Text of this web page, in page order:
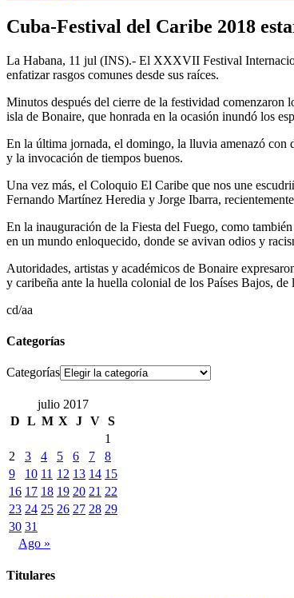
Cuba-Festival del Caribe 2018
La Habana, 11 jul (INS).- El XXXVII Festival
enfatizar rasgos comunes desde sus raíces.
Minutos después del cierre de la festividad comenzaron
isla de Bonaire, que honrada en la ocasión inundó los
En la última jornada, el domingo, la lluvia amenazó con
y la invocación de tiempos buenos.
Una vez más, el Coloquio El Caribe que nos une
Fernando Martínez Heredia y Jorge Ibarra,
En la inauguración de la Fiesta del Fuego, como
en un mundo enloquecido, donde se avivan odios y
Autoridades, artistas y académicos de Bonaire
y caribeña ante la huella colonial de los Países Bajos,
cd/aa
Categorías
Categorías
julio 2017
D L M X J V S
1
2
3 4 5 6 7
8
9
10 11 12 13 14 15
16 17 18 19 20 21 22
23 24 25 26 27 28 29
30 31
Ago »
Titulares